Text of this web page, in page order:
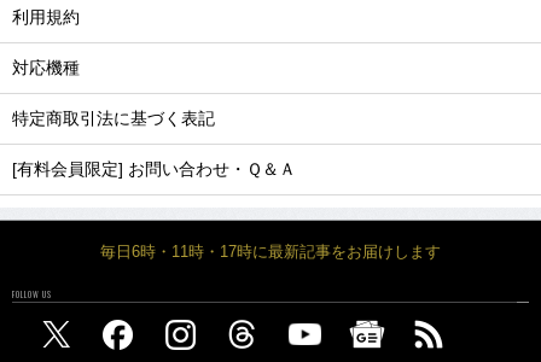
利用規約
対応機種
特定商取引法に基づく表記
[有料会員限定] お問い合わせ・Ｑ＆Ａ
毎日6時・11時・17時に最新記事をお届けします
FOLLOW US